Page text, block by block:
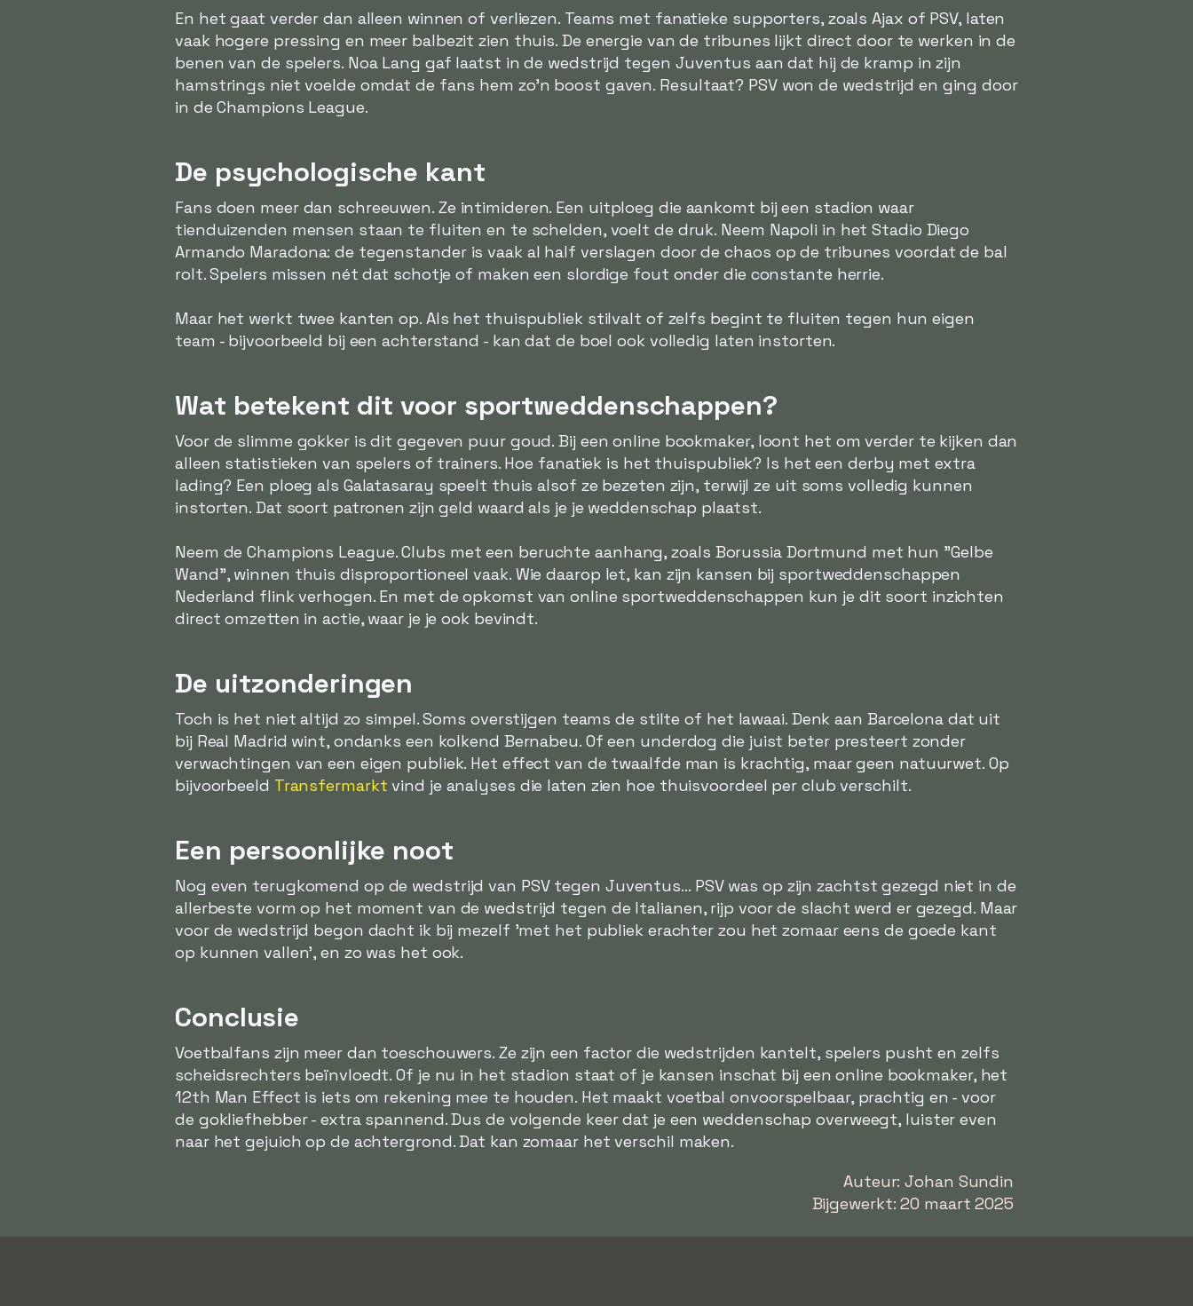
En het gaat verder dan alleen winnen of verliezen. Teams met fanatieke supporters, zoals Ajax of PSV, laten
vaak hogere pressing en meer balbezit zien thuis. De energie van de tribunes lijkt direct door te werken in de
benen van de spelers. Noa Lang gaf laatst in de wedstrijd tegen Juventus aan dat hij de kramp in zijn
hamstrings niet voelde omdat de fans hem zo'n boost gaven. Resultaat? PSV won de wedstrijd en ging door
in de Champions League.
De psychologische kant
Fans doen meer dan schreeuwen. Ze intimideren. Een uitploeg die aankomt bij een stadion waar
tienduizenden mensen staan te fluiten en te schelden, voelt de druk. Neem Napoli in het Stadio Diego
Armando Maradona: de tegenstander is vaak al half verslagen door de chaos op de tribunes voordat de bal
rolt. Spelers missen nét dat schotje of maken een slordige fout onder die constante herrie.
Maar het werkt twee kanten op. Als het thuispubliek stilvalt of zelfs begint te fluiten tegen hun eigen
team - bijvoorbeeld bij een achterstand - kan dat de boel ook volledig laten instorten.
Wat betekent dit voor sportweddenschappen?
Voor de slimme gokker is dit gegeven puur goud. Bij een online bookmaker, loont het om verder te kijken dan
alleen statistieken van spelers of trainers. Hoe fanatiek is het thuispubliek? Is het een derby met extra
lading? Een ploeg als Galatasaray speelt thuis alsof ze bezeten zijn, terwijl ze uit soms volledig kunnen
instorten. Dat soort patronen zijn geld waard als je je weddenschap plaatst.
Neem de Champions League. Clubs met een beruchte aanhang, zoals Borussia Dortmund met hun "Gelbe
Wand", winnen thuis disproportioneel vaak. Wie daarop let, kan zijn kansen bij sportweddenschappen
Nederland flink verhogen. En met de opkomst van online sportweddenschappen kun je dit soort inzichten
direct omzetten in actie, waar je je ook bevindt.
De uitzonderingen
Toch is het niet altijd zo simpel. Soms overstijgen teams de stilte of het lawaai. Denk aan Barcelona dat uit
bij Real Madrid wint, ondanks een kolkend Bernabeu. Of een underdog die juist beter presteert zonder
verwachtingen van een eigen publiek. Het effect van de twaalfde man is krachtig, maar geen natuurwet. Op
bijvoorbeeld Transfermarkt vind je analyses die laten zien hoe thuisvoordeel per club verschilt.
Een persoonlijke noot
Nog even terugkomend op de wedstrijd van PSV tegen Juventus... PSV was op zijn zachtst gezegd niet in de
allerbeste vorm op het moment van de wedstrijd tegen de Italianen, rijp voor de slacht werd er gezegd. Maar
voor de wedstrijd begon dacht ik bij mezelf 'met het publiek erachter zou het zomaar eens de goede kant
op kunnen vallen', en zo was het ook.
Conclusie
Voetbalfans zijn meer dan toeschouwers. Ze zijn een factor die wedstrijden kantelt, spelers pusht en zelfs
scheidsrechters beïnvloedt. Of je nu in het stadion staat of je kansen inschat bij een online bookmaker, het
12th Man Effect is iets om rekening mee te houden. Het maakt voetbal onvoorspelbaar, prachtig en - voor
de gokliefhebber - extra spannend. Dus de volgende keer dat je een weddenschap overweegt, luister even
naar het gejuich op de achtergrond. Dat kan zomaar het verschil maken.
Auteur: Johan Sundin
Bijgewerkt: 20 maart 2025